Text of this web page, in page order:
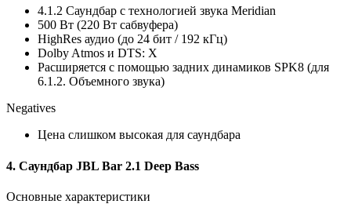
4.1.2 Саундбар с технологией звука Meridian
500 Вт (220 Вт сабвуфера)
HighRes аудио (до 24 бит / 192 кГц)
Dolby Atmos и DTS: X
Расширяется с помощью задних динамиков SPK8 (для
6.1.2. Объемного звука)
Negatives
Цена слишком высокая для саундбара
4. Саундбар JBL Bar 2.1 Deep Bass
Основные характеристики